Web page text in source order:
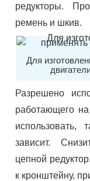
редукторы.
ремень и шкив.
Для
Разрешено
работающего на
использовать,
зависит.
цепной
к кронштейну,